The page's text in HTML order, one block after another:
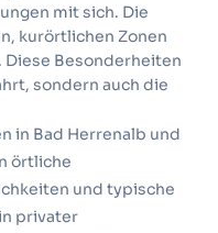
mit sich. Die
kurörtlichen Zonen
Besonderheiten
sondern auch die
in Bad Herrenalb und
örtliche
und typische
privater